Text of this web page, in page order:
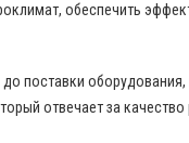
обеспечить
поставки
отвечает за